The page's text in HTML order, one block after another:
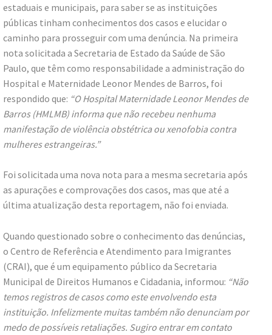
estaduais e municipais, para saber se as instituições
públicas tinham conhecimentos dos casos e elucidar o
caminho para prosseguir com uma denúncia. Na primeira
nota solicitada a Secretaria de Estado da Saúde de São
Paulo, que têm como responsabilidade a administração do
Hospital e Maternidade Leonor Mendes de Barros, foi
respondido que: “O Hospital Maternidade Leonor Mendes de
Barros (HMLMB) informa que não recebeu nenhuma
manifestação de violência obstétrica ou xenofobia contra
mulheres estrangeiras.”
Foi solicitada uma nova nota para a mesma secretaria após
as apurações e comprovações dos casos, mas que até a
última atualização desta reportagem, não foi enviada.
Quando questionado sobre o conhecimento das denúncias,
o Centro de Referência e Atendimento para Imigrantes
(CRAI), que é um equipamento público da Secretaria
Municipal de Direitos Humanos e Cidadania, informou: “Não
temos registros de casos como este envolvendo esta
instituição. Infelizmente muitas também não denunciam por
medo de possíveis retaliações. Sugiro entrar em contato